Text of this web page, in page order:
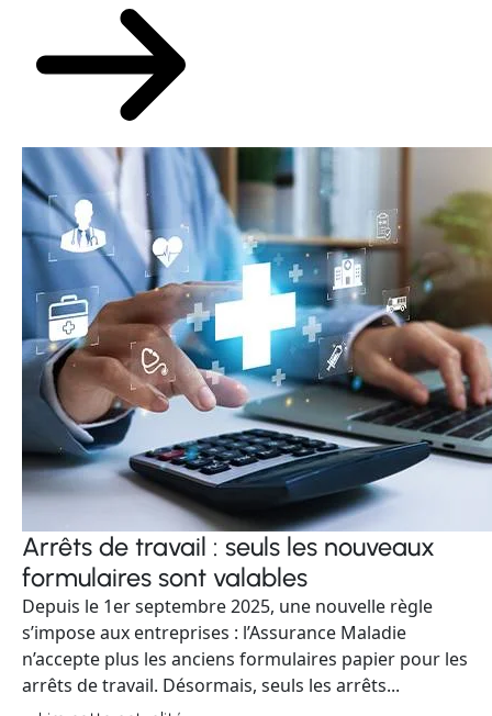
Arrêts de travail : seuls les nouveaux
formulaires sont valables
Depuis le 1er septembre 2025, une nouvelle règle
s’impose aux entreprises : l’Assurance Maladie
n’accepte plus les anciens formulaires papier pour les
arrêts de travail. Désormais, seuls les arrêts...